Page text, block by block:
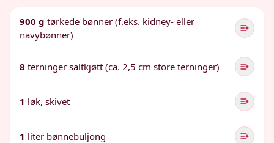
900 g tørkede bønner (f.eks. kidney- eller
navybønner)
8 terninger saltkjøtt (ca. 2,5 cm store terninger)
1 løk, skivet
1 liter bønnebuljong